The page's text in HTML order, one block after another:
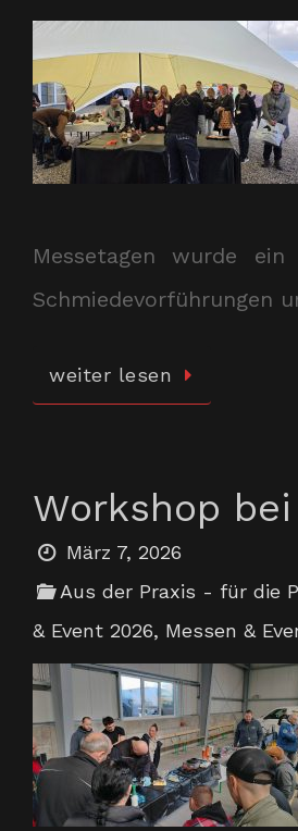
Messetagen wurde
Schmiedevorführungen
weiter lesen
Workshop
März 7, 2026
Aus der Praxis - für die
& Event 2026, Messen &